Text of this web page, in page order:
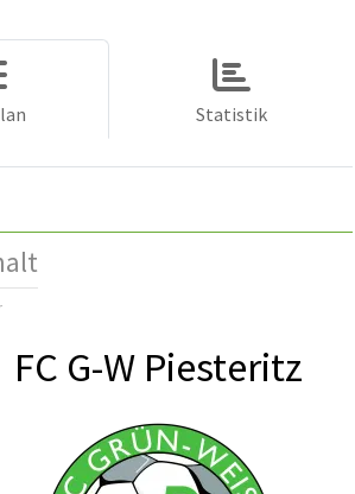
Statistik
FC G-W Piesteritz